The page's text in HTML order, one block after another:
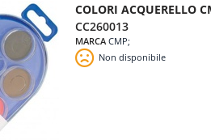
COLORI ACQUERELLO
CC260013
MARCA CMP
Non disponibile